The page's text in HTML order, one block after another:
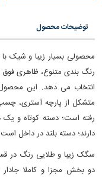
توضیحات محصول
محصولی بسیار زیبا و شیک
رنگ بندی متنوع، ظاهری فوق
انتخاب می دهد. این
رفته است؛ دسته کوتاه و یک
دارند؛ دسته بلند در داخل
دو بخش مجزا و کاملا